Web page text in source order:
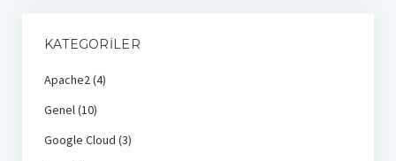
KATEGORILER
Apache2(4)
Genel(10)
Google Cloud (3)